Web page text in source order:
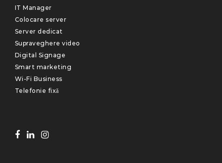
IT Manager
Colocare server
Server dedicat
Supraveghere video
Digital Signage
Smart marketing
Wi-Fi Business
Telefonie fixă